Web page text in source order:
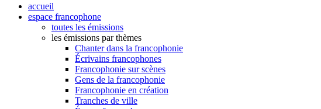
accueil
espace francophone
toutes les émissions
les émissions par thèmes
Chanter dans la francophonie
Écrivains francophones
Francophonie sur scènes
Gens de la francophonie
Francophonie en création
Tranches de ville